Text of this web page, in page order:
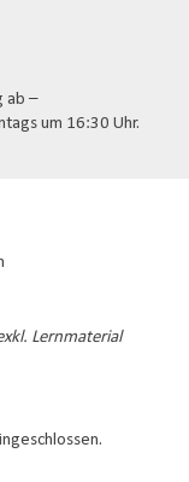
ab –
um 16:30 Uhr.
Lernmaterial